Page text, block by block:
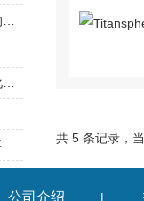
共 5 条记录，
Prospec蛋白抗体具有高质量的生产和纯化工艺
美国surmodics诊断试剂原料总体发展主要有以下特点
公司介绍 |